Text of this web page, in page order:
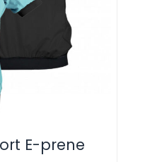
E-prene